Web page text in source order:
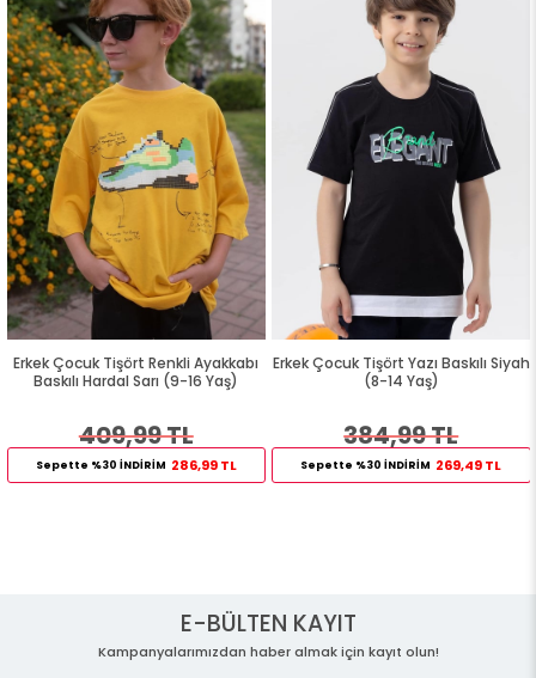
Erkek Çocuk Tişört Renkli Ayakkabı
Baskılı Hardal Sarı (9-16 Yaş)
409,99 TL
Sepette %30 İNDİRİM 286,99 TL
Erkek Çocuk Tişört Yazı Baskılı Siyah
(8-14 Yaş)
384,99 TL
Sepette %30 İNDİRİM 269,49 TL
E-BÜLTEN KAYIT
Kampanyalarımızdan haber almak için kayıt olun!